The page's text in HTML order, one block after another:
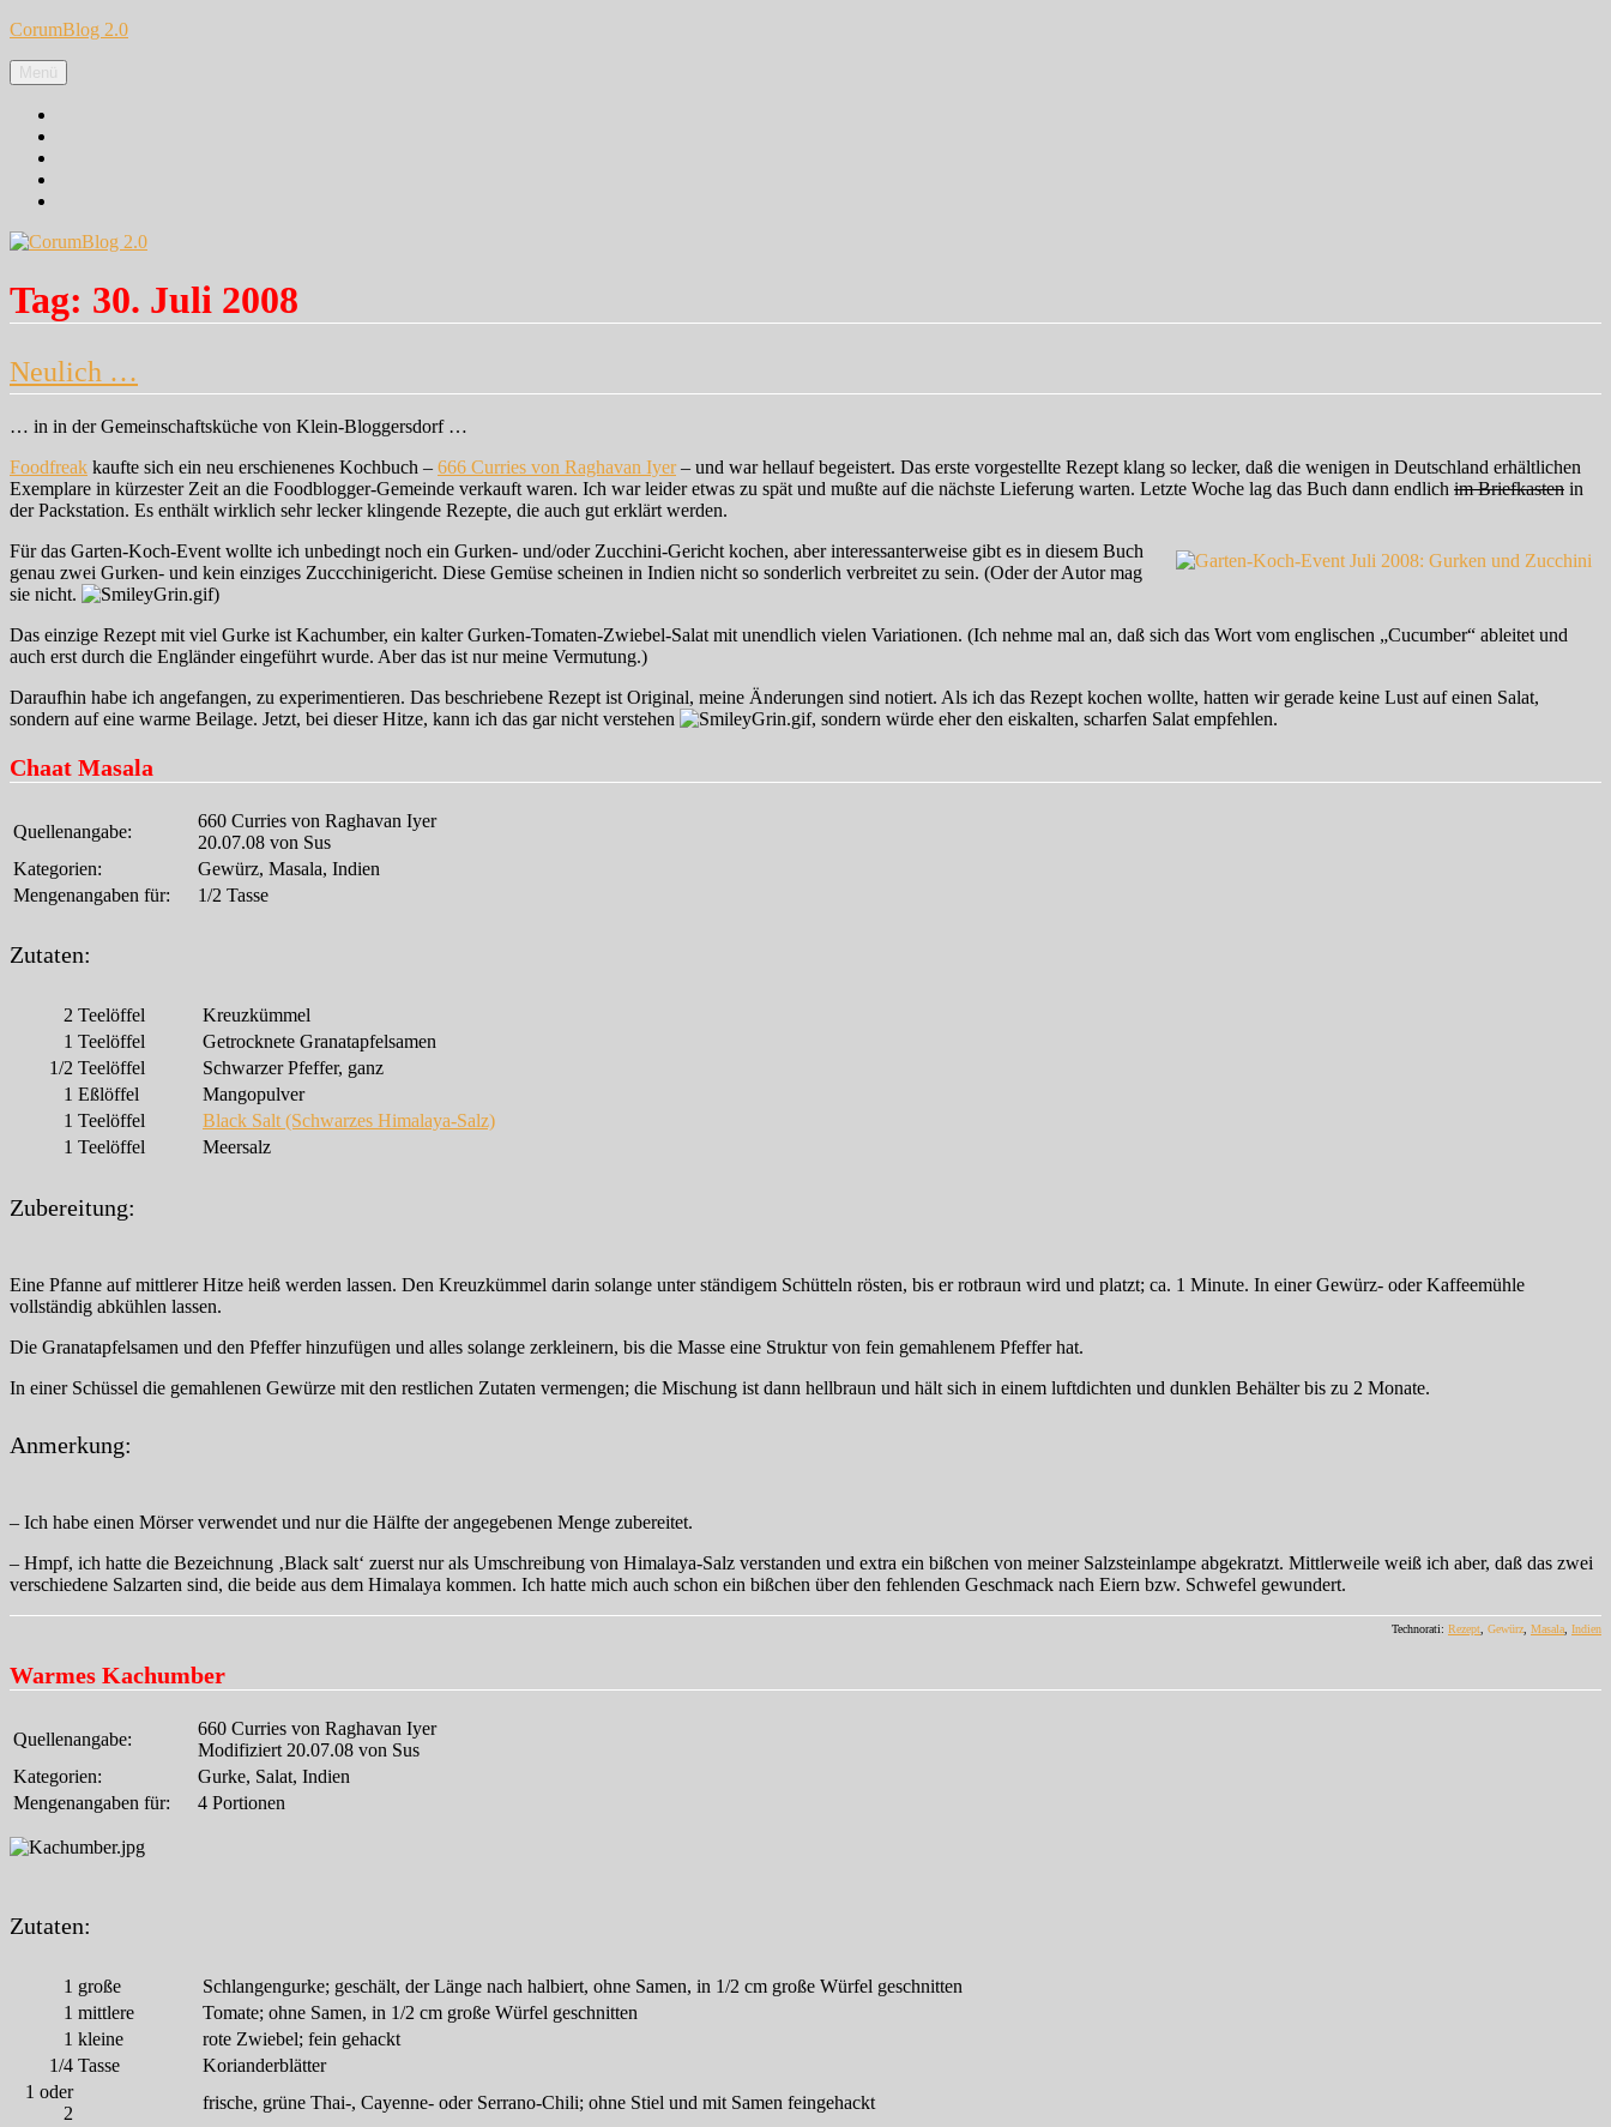
Zum
springen
CorumBlog 2.0
Menü
Tag: 30. Juli 2008
Neulich …
… in in der Gemeinschaftsküche von Klein-Bloggersdorf …
Foodfreak kaufte sich ein neu erschienenes Kochbuch – 666 Curries von Raghavan Iyer– und war hellauf begeistert. Das erste vorgestellte Rezept klang so lecker, daß die wenigen in Deutschland erhältlichen
Exemplare in kürzester Zeit an die Foodblogger-Gemeinde verkauft waren. Ich war leider etwas zu spät und mußte auf die nächste Lieferung warten. Letzte Woche lag das Buch dann endlich im Briefkasten in
der Packstation. Es enthält wirklich sehr lecker klingende Rezepte, die auch gut erklärt werden.
Für das Garten-Koch-Event wollte ich unbedingt noch ein Gurken- und/oder Zucchini-Gericht kochen, aber interessanterweise gibt es in diesem Buch
genau zwei Gurken- und kein einziges Zuccchinigericht. Diese Gemüse scheinen in Indien nicht so sonderlich verbreitet zu sein. (Oder der Autor mag
sie nicht.
)
Das einzige Rezept mit viel Gurke ist Kachumber, ein kalter Gurken-Tomaten-Zwiebel-Salat mit unendlich vielen Variationen. (Ich nehme mal an, daß sich das Wort vom englischen „Cucumber“ ableitet und
auch erst durch die Engländer eingeführt wurde. Aber das ist nur meine Vermutung.)
Daraufhin habe ich angefangen, zu experimentieren. Das beschriebene Rezept ist Original, meine Änderungen sind notiert. Als ich das Rezept kochen wollte, hatten wir gerade keine Lust auf einen Salat,
sondern auf eine warme Beilage. Jetzt, bei dieser Hitze, kann ich das gar nicht verstehen
, sondern würde eher den eiskalten, scharfen Salat empfehlen.
Chaat Masala
Quellenangabe:
660 Curries von Raghavan Iyer
20.07.08 von Sus
Kategorien:
Gewürz, Masala, Indien
Mengenangaben für:
1/2 Tasse
Zutaten:
2 Teelöffel
Kreuzkümmel
1 Teelöffel
Getrocknete Granatapfelsamen
1/2 Teelöffel
Schwarzer Pfeffer, ganz
1 Eßlöffel
Mangopulver
1 Teelöffel
Black Salt (Schwarzes Himalaya-Salz)
1 Teelöffel Meersalz
Zubereitung:
Eine Pfanne auf mittlerer Hitze heiß werden lassen. Den Kreuzkümmel darin solange unter ständigem Schütteln rösten, bis er rotbraun wird und platzt; ca. 1 Minute. In einer Gewürz- oder Kaffeemühle
vollständig abkühlen lassen.
Die Granatapfelsamen und den Pfeffer hinzufügen und alles solange zerkleinern, bis die Masse eine Struktur von fein gemahlenem Pfeffer hat.
In einer Schüssel die gemahlenen Gewürze mit den restlichen Zutaten vermengen; die Mischung ist dann hellbraun und hält sich in einem luftdichten und dunklen Behälter bis zu 2 Monate.
Anmerkung:
– Ich habe einen Mörser verwendet und nur die Hälfte der angegebenen Menge zubereitet.
– Hmpf, ich hatte die Bezeichnung ‚Black salt‘ zuerst nur als Umschreibung von Himalaya-Salz verstanden und extra ein bißchen von meiner Salzsteinlampe abgekratzt. Mittlerweile weiß ich aber, daß das zwei
verschiedene Salzarten sind, die beide aus dem Himalaya kommen. Ich hatte mich auch schon ein bißchen über den fehlenden Geschmack nach Eiern bzw. Schwefel gewundert.
Technorati: Rezept, Gewürz, Masala, Indien
Warmes Kachumber
Quellenangabe:
660 Curries von Raghavan Iyer
Modifiziert 20.07.08 von Sus
Kategorien:
Gurke, Salat, Indien
Mengenangaben für:
4 Portionen
Zutaten:
1 große
Schlangengurke; geschält, der Länge nach halbiert, ohne Samen, in 1/2 cm große Würfel geschnitten
1 mittlere
Tomate; ohne Samen, in 1/2 cm große Würfel geschnitten
1 kleine
rote Zwiebel; fein gehackt
1/4 Tasse
Korianderblätter
1 oder
2
frische, grüne Thai-, Cayenne- oder Serrano-Chili; ohne Stiel und mit Samen feingehackt